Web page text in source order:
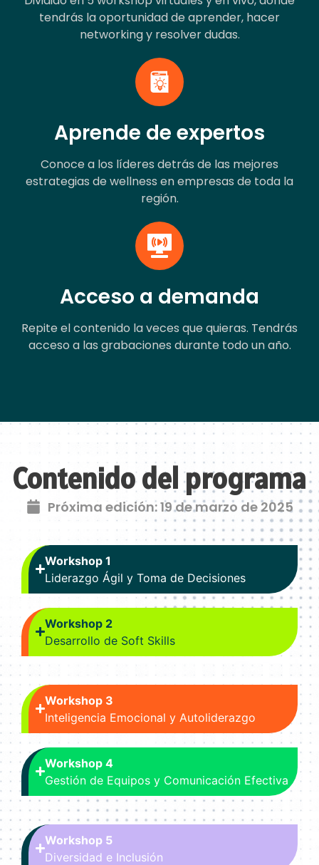
tendrás la oportunidad de aprender, hacer
networking y resolver dudas.
Aprende de expertos
Conoce a los líderes detrás de las mejores
estrategias de wellness en empresas de toda la
región.
Acceso a demanda
Repite el contenido la veces que quieras. Tendrás
acceso a las grabaciones durante todo un año.
Contenido del programa
Próxima edición: 19 de marzo de 2025
Workshop 1
Liderazgo Ágil y Toma de Decisiones
Workshop 2
Desarrollo de Soft Skills
Workshop 3
Inteligencia Emocional y Autoliderazgo
Workshop 4
Gestión de Equipos y Comunicación Efectiva
Workshop 5
Diversidad e Inclusión